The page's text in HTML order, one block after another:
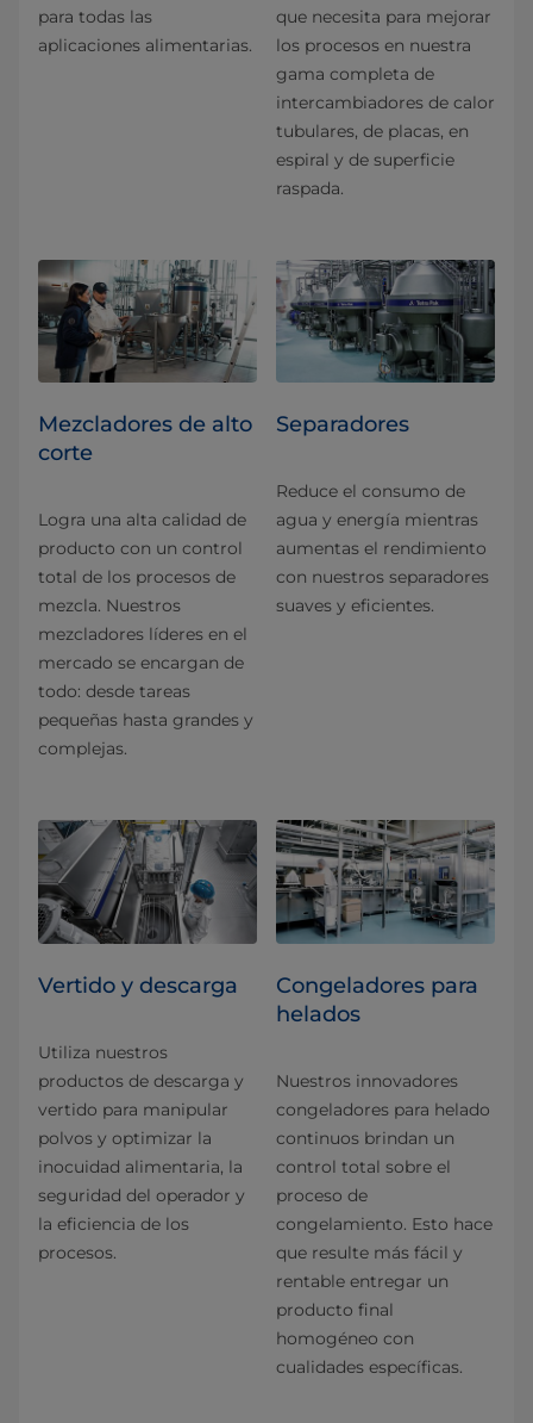
para todas las
aplicaciones alimentarias.
que necesita para mejorar
los procesos en nuestra
gama completa de
intercambiadores de calor
tubulares, de placas, en
espiral y de superficie
raspada.
Mezcladores de alto
corte
Logra una alta calidad de
producto con un control
total de los procesos de
mezcla. Nuestros
mezcladores líderes en el
mercado se encargan de
todo: desde tareas
pequeñas hasta grandes y
complejas.
Separadores
Reduce el consumo de
agua y energía mientras
aumentas el rendimiento
con nuestros separadores
suaves y eficientes.
Vertido y descarga
Utiliza nuestros
productos de descarga y
vertido para manipular
polvos y optimizar la
inocuidad alimentaria, la
seguridad del operador y
la eficiencia de los
procesos.
Congeladores para
helados
Nuestros innovadores
congeladores para helado
continuos brindan un
control total sobre el
proceso de
congelamiento. Esto hace
que resulte más fácil y
rentable entregar un
producto final
homogéneo con
cualidades específicas.